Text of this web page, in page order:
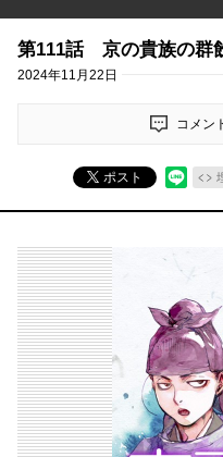
第111話 京の貴族の群
2024年11月22日
コメン
ポスト